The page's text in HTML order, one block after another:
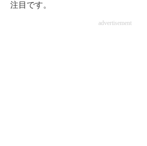
エネルギーの専門メディア
注目です。
advertisement